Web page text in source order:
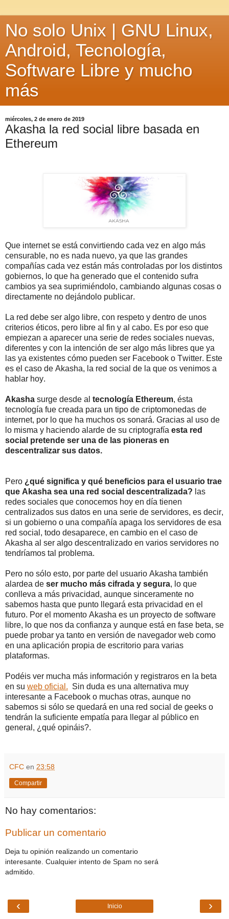
No solo Unix | GNU Linux,
Android, Tecnología,
Software Libre y mucho
más
miércoles, 2 de enero de 2019
Akasha la red social libre basada en
Ethereum
Que internet se está convirtiendo cada vez en algo más
censurable, no es nada nuevo, ya que las grandes
compañías cada vez están más controladas por los distintos
gobiernos, lo que ha generado que el contenido sufra
cambios ya sea suprimiéndolo, cambiando algunas cosas o
directamente no dejándolo publicar.
La red debe ser algo libre, con respeto y dentro de unos
criterios éticos, pero libre al fin y al cabo. Es por eso que
empiezan a aparecer una serie de redes sociales nuevas,
diferentes y con la intención de ser algo más libres que ya
las ya existentes cómo pueden ser Facebook o Twitter. Este
es el caso de Akasha, la red social de la que os venimos a
hablar hoy.
Akasha surge desde al tecnología Ethereum, ésta
tecnología fue creada para un tipo de criptomonedas de
internet, por lo que ha muchos os sonará. Gracias al uso de
lo misma y haciendo alarde de su criptografía esta red
social pretende ser una de las pioneras en
descentralizar sus datos.
Pero ¿qué significa y qué beneficios para el usuario trae
que Akasha sea una red social descentralizada? las
redes sociales que conocemos hoy en día tienen
centralizados sus datos en una serie de servidores, es decir,
si un gobierno o una compañía apaga los servidores de esa
red social, todo desaparece, en cambio en el caso de
Akasha al ser algo descentralizado en varios servidores no
tendríamos tal problema.
Pero no sólo esto, por parte del usuario Akasha también
alardea de ser mucho más cifrada y segura, lo que
conlleva a más privacidad, aunque sinceramente no
sabemos hasta que punto llegará esta privacidad en el
futuro. Por el momento Akasha es un proyecto de software
libre, lo que nos da confianza y aunque está en fase beta, se
puede probar ya tanto en versión de navegador web como
en una aplicación propia de escritorio para varias
plataformas.
Podéis ver mucha más información y registraros en la beta
en su web oficial. Sin duda es una alternativa muy
interesante a Facebook o muchas otras, aunque no
sabemos si sólo se quedará en una red social de geeks o
tendrán la suficiente empatía para llegar al público en
general, ¿qué opináis?.
CFC en 23:58
Compartir
No hay comentarios:
Publicar un comentario
Deja tu opinión realizando un comentario
interesante. Cualquier intento de Spam no será
admitido.
‹ ›
Inicio